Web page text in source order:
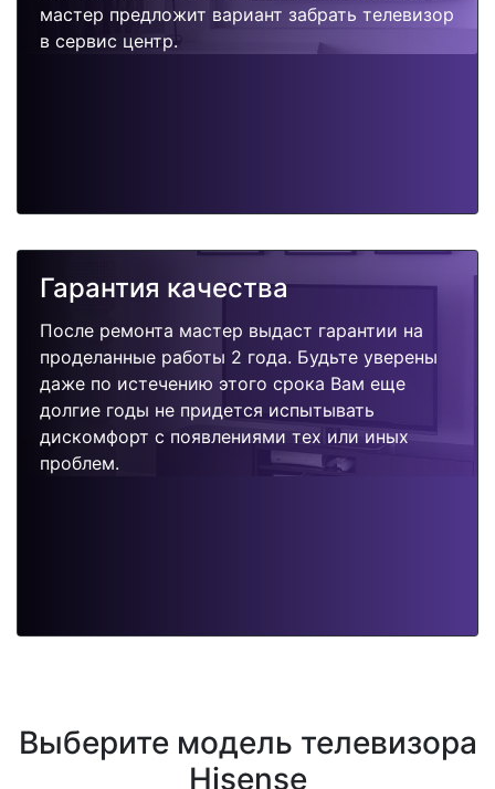
мастер предложит вариант забрать телевизор
в сервис центр.
Гарантия качества
После ремонта мастер выдаст гарантии на
проделанные работы 2 года. Будьте уверены
даже по истечению этого срока Вам еще
долгие годы не придется испытывать
дискомфорт с появлениями тех или иных
проблем.
Выберите модель телевизора
Hisense